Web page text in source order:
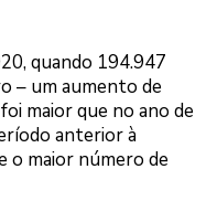
quando 194.947
– um aumento de
maior que no ano de
anterior à
o maior número de